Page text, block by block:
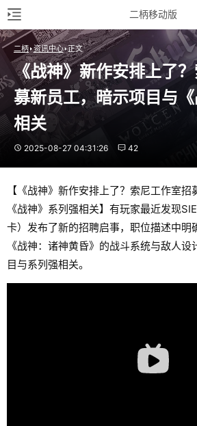
二柄移动版
二柄 资讯中心 正文
《战神》新作安排上了
募新员工，暗示项目与
相关
2025-08-27 04:31:26 42
【《战神》新作安排上了？索尼工作室
《战神》系列强相关】有玩家最近发现
卡）发布了新的招聘启事，职位描述中明
《战神：诸神黄昏》的战斗系统与敌人
目与系列强相关。